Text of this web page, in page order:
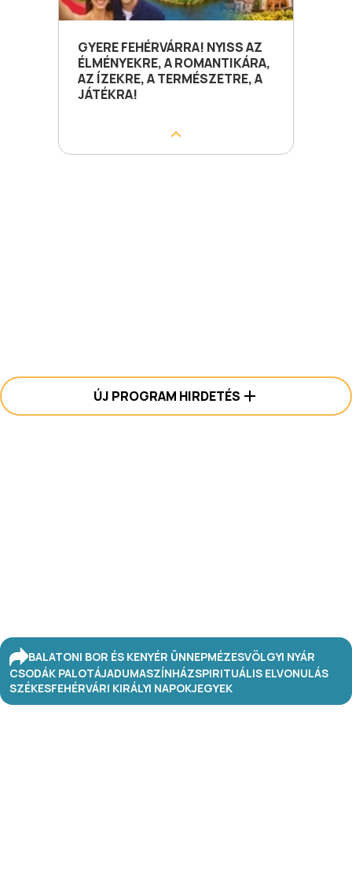
GYERE FEHÉRVÁRRA! NYISS AZ
ÉLMÉNYEKRE, A ROMANTIKÁRA,
AZ ÍZEKRE, A TERMÉSZETRE, A
JÁTÉKRA!
ÚJ PROGRAM HIRDETÉS
BALATONI BOR ÉS KENYÉR ÜNNEPMÉZESVÖLGYI NYÁR
CSODÁK PALOTÁJADUMASZÍNHÁZSPIRITUÁLIS ELVONULÁS
SZÉKESFEHÉRVÁRI KIRÁLYI NAPOKJEGYEK